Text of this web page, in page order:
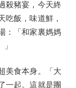
殺豬宴，今天終
吃飯，味道鮮，
：「和家裏媽媽
食本身。「大
一起。這就是團